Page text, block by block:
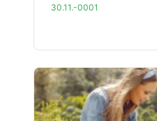
30.11.-0001